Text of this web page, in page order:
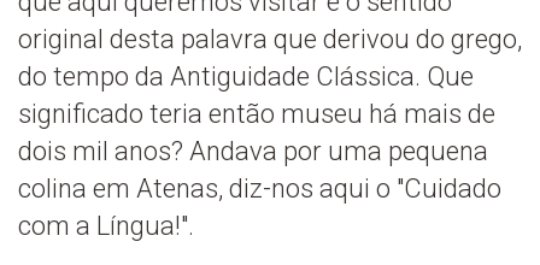
original desta palavra que derivou do grego,
do tempo da Antiguidade Clássica. Que
significado teria então museu há mais de
dois mil anos? Andava por uma pequena
colina em Atenas, diz-nos aqui o "Cuidado
com a Língua!".